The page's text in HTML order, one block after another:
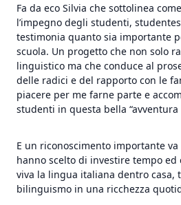
Fa da eco Silvia che sottolinea
l’impegno degli studenti,
testimonia quanto sia importante
scuola. Un progetto che non solo
linguistico ma che conduce al
delle radici e del rapporto con le
piacere per me farne parte e
studenti in questa bella “avventura
E un riconoscimento importante
hanno scelto di investire tempo
viva la lingua italiana dentro casa,
bilinguismo in una ricchezza